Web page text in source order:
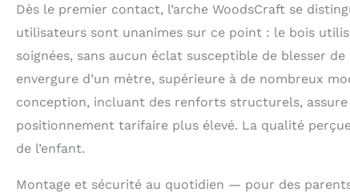
Dès le premier contact, l’arche WoodsCraft se
utilisateurs sont unanimes sur ce point : le bois
soignées, sans aucun éclat susceptible de blesser
envergure d’un mètre, supérieure à de nombreux
conception, incluant des renforts structurels,
positionnement tarifaire plus élevé. La qualité
de l’enfant.
Montage et sécurité au quotidien — pour des